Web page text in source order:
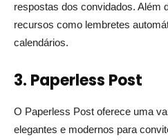
respostas dos convidados. Além
recursos como lembretes
calendários.
3. Paperless Post
O Paperless Post oferece uma
elegantes e modernos para